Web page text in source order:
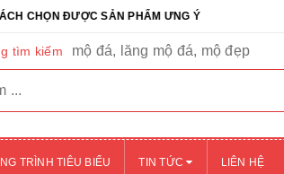
ĐƯỢC SẢN PHẨM ƯNG Ý
tìm kiếm mộ đá, lăng mộ đá, mộ đẹp
TRÌNH TIÊU BIỂU TIN TỨC LIÊN HỆ